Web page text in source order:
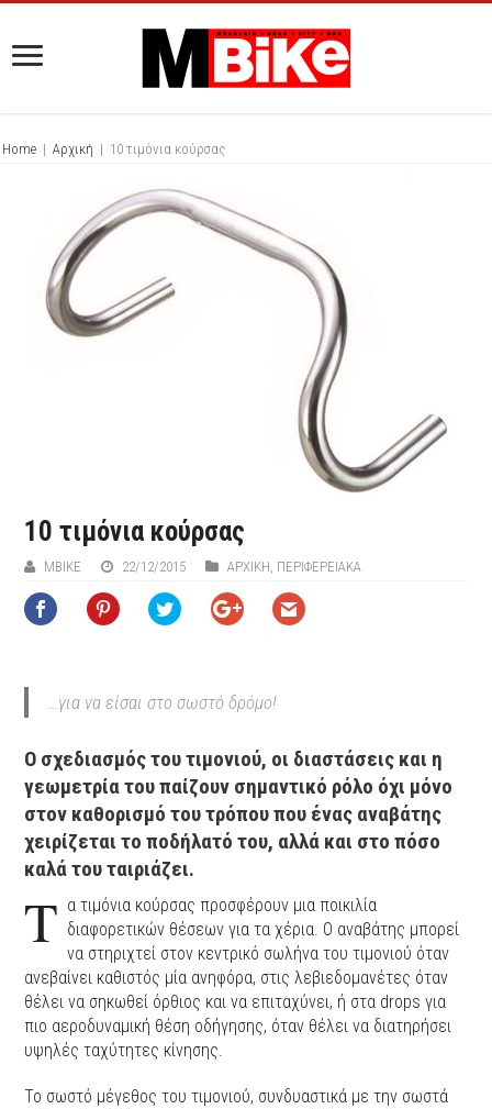
Home | Αρχική | 10 τιμόνια κούρσας
10 τιμόνια κούρσας
MBIKE 22/12/2015 ΑΡΧΙΚΉ, ΠΕΡΙΦΕΡΕΙΑΚΆ
…για να είσαι στο σωστό δρόμο!
Ο σχεδιασμός του τιμονιού, οι διαστάσεις και η
γεωμετρία του παίζουν σημαντικό ρόλο όχι μόνο
στον καθορισμό του τρόπου που ένας αναβάτης
χειρίζεται το ποδήλατό του, αλλά και στο πόσο
καλά του ταιριάζει.
Τ α τιμόνια κούρσας προσφέρουν μια ποικιλία
διαφορετικών θέσεων για τα χέρια. Ο αναβάτης μπορεί
να στηριχτεί στον κεντρικό σωλήνα του τιμονιού όταν
ανεβαίνει καθιστός μία ανηφόρα, στις λεβιεδομανέτες όταν
θέλει να σηκωθεί όρθιος και να επιταχύνει, ή στα drops για
πιο αεροδυναμική θέση οδήγησης, όταν θέλει να διατηρήσει
υψηλές ταχύτητες κίνησης.
Το σωστό μέγεθος του τιμονιού, συνδυαστικά με την σωστά